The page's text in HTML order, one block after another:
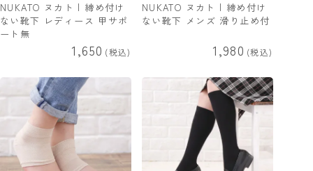
NUKATO ヌカト | 締め付け
ない靴下 レディース 甲サポ
ート無
1,650 税込
NUKATO ヌカト | 締め付け
ない靴下 メンズ 滑り止め付
1,980 税込